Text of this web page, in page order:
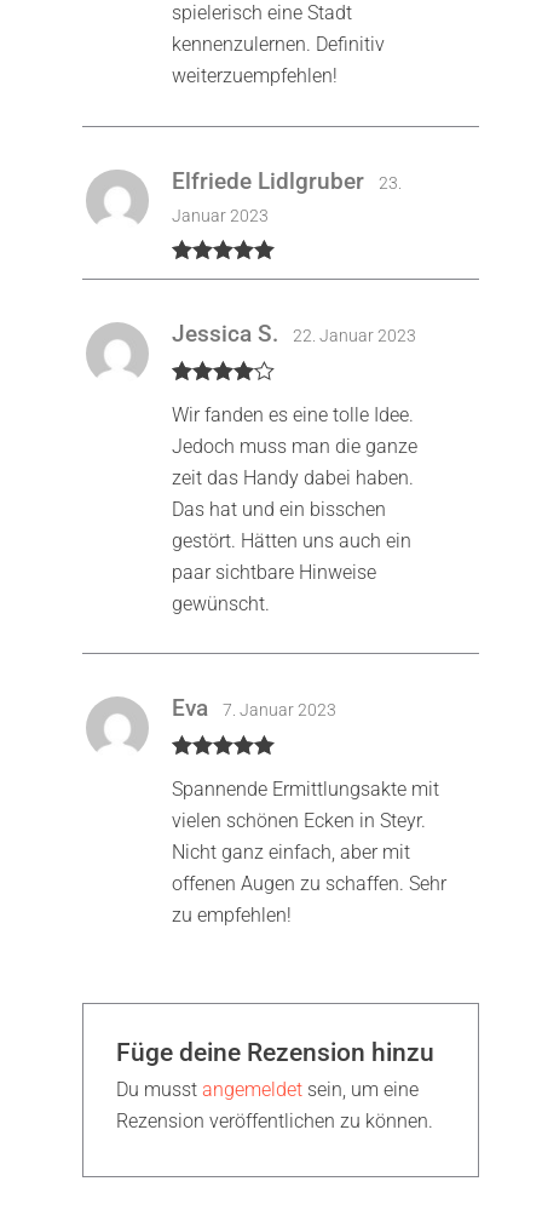
spielerisch eine Stadt
kennenzulernen. Definitiv
weiterzuempfehlen!
Bewertet mit
Elfriede Lidlgruber
23.
Januar 2023
mit 4von
5
Jessica S. 22. Januar 2023
Wir fanden es eine tolle Idee.
Jedoch muss man die ganze
zeit das Handy dabei haben.
Das hat und ein bisschen
gestört. Hätten uns auch ein
paar sichtbare Hinweise
gewünscht.
5von 5
Eva 7. Januar 2023
Spannende Ermittlungsakte mit
vielen schönen Ecken in Steyr.
Nicht ganz einfach, aber mit
offenen Augen zu schaffen. Sehr
zu empfehlen!
Füge deine Rezension hinzu
Du musst angemeldetsein, um eine
Rezension veröffentlichen zu können.